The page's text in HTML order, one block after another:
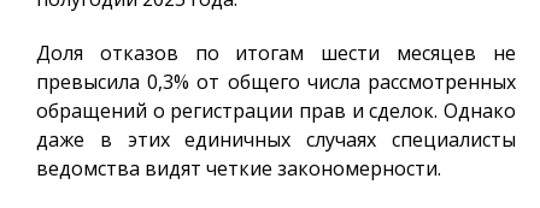
Доля отказов по итогам шести месяцев не
превысила 0,3% от общего числа рассмотренных
обращений о регистрации прав и сделок. Однако
даже в этих единичных случаях специалисты
ведомства видят четкие закономерности.